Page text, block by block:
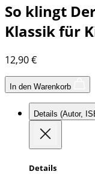
So klingt
Klassik für
12,90€
In den Warenkorb
Details (Autor,
Details